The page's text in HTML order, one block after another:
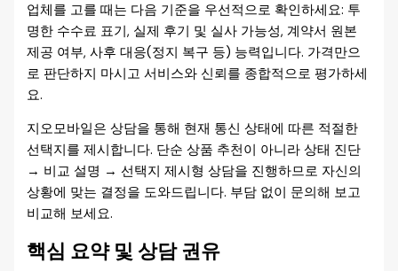
업체를 고를 때는 다음 기준을 우선적으로 확인하세요: 투
명한 수수료 표기, 실제 후기 및 실사 가능성, 계약서 원본
제공 여부, 사후 대응(정지 복구 등) 능력입니다. 가격만으
로 판단하지 마시고 서비스와 신뢰를 종합적으로 평가하세
요.
지오모바일은 상담을 통해 현재 통신 상태에 따른 적절한
선택지를 제시합니다. 단순 상품 추천이 아니라 상태 진단
→ 비교 설명 → 선택지 제시형 상담을 진행하므로 자신의
상황에 맞는 결정을 도와드립니다. 부담 없이 문의해 보고
비교해 보세요.
핵심 요약 및 상담 권유